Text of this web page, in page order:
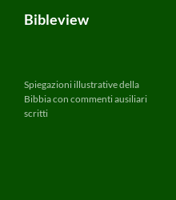
content
Bibleview
Spiegazioni illustrative della
Bibbia con commenti ausiliari
scritti